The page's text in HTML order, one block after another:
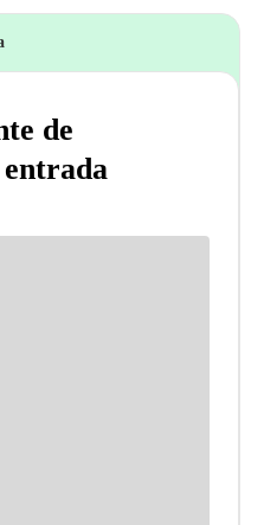
de